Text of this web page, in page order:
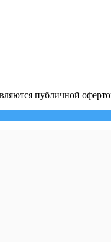
публичной